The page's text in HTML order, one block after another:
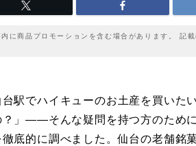
内に商品プロモーションを含む場合があります。 記
台駅でハイキューのお土産を買い
？」――そんな疑問を持つ方のため
徹底的に調べました。仙台の老舗銘